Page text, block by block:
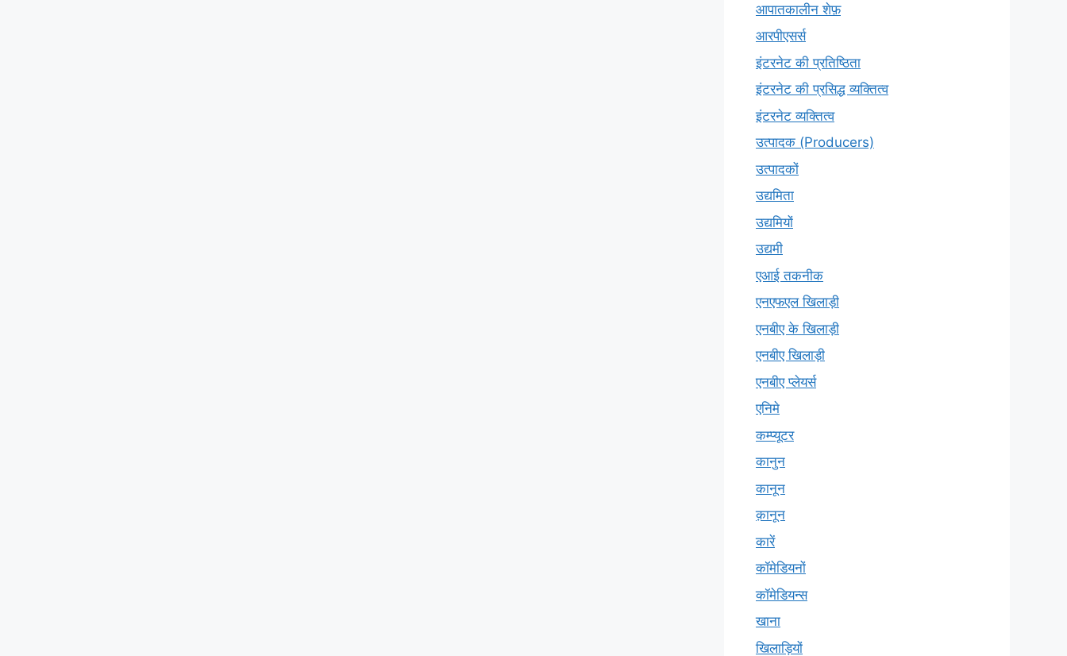
आपातकालीन शेफ़
आरपीएसर्स
इंटरनेट की प्रतिष्ठिता
इंटरनेट की प्रसिद्ध व्यक्तित्व
इंटरनेट व्यक्तित्व
उत्पादक (Producers)
उत्पादकों
उद्यमिता
उद्यमियों
उद्यमी
एआई तकनीक
एनएफएल खिलाड़ी
एनबीए के खिलाड़ी
एनबीए खिलाड़ी
एनबीए प्लेयर्स
एनिमे
कम्प्यूटर
कानुन
कानून
क़ानून
कारें
कॉमेडियनों
कॉमेडियन्स
खाना
खिलाड़ियों